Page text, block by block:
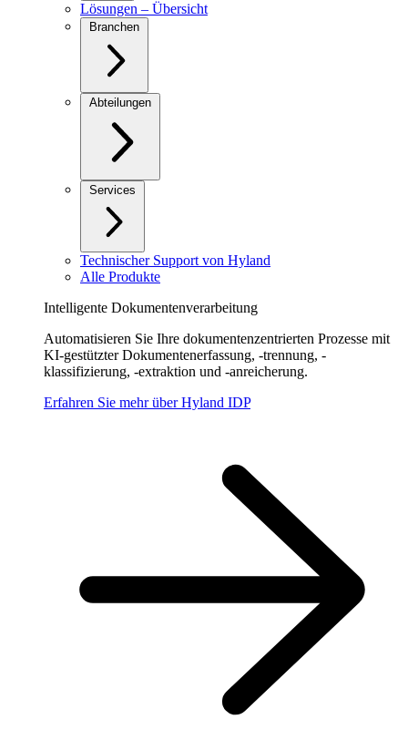
Lösungen – Übersicht
Branchen
Abteilungen
Services
Technischer Support von Hyland
Alle Produkte
Intelligente Dokumentenverarbeitung
Automatisieren Sie Ihre dokumentenzentrierten Prozesse mit
KI-gestützter Dokumentenerfassung, -trennung, -
klassifizierung, -extraktion und -anreicherung.
Erfahren Sie mehr über Hyland IDP